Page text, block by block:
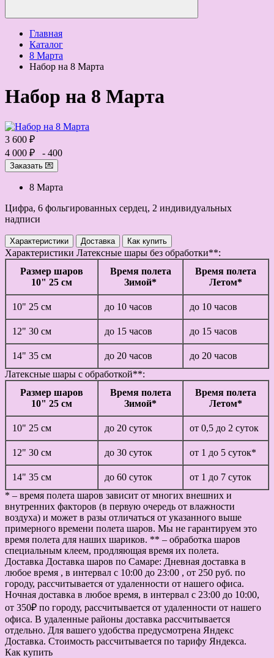
Главная
Каталог
8 Марта
Набор на 8 Марта
Набор на 8 Марта
3 600 ₽
4 000 ₽ - 400
Заказать 💌
8 Марта
Цифра, 6 фольгированных сердец, 2 индивидуальных
надписи
Характеристики Доставка Как купить
Характеристики Латексные шары без обработки**:
Размер шаров
10" 25 см
Время полета
Зимой*
Время полета
Летом*
10" 25 см до 10 часов до 10 часов
12" 30 см до 15 часов до 15 часов
14" 35 см до 20 часов
до 20 часов
Латексные шары с обработкой**:
Размер шаров
10" 25 см
Время полета
Зимой*
Время полета
Летом*
10" 25 см до 20 суток от 0,5 до 2 суток
12" 30 см до 30 суток от 1 до 5 суток*
14" 35 см до 60 суток
от 1 до 7 суток
* – время полета шаров зависит от многих внешних и
внутренних факторов (в первую очередь от влажности
воздуха) и может в разы отличаться от указанного выше
примерного времени полета шаров. Мы не гарантируем это
время полета для наших шариков. ** – обработка шаров
специальным клеем, продляющая время их полета.
Доставка Доставка шаров по Самаре: Дневная доставка в
любое время , в интервал с 10:00 до 23:00 , от 250 руб. по
городу, рассчитывается от удаленности от нашего офиса.
Ночная доставка в любое время, в интервал с 23:00 до 10:00,
от 350₽ по городу, рассчитывается от удаленности от нашего
офиса. В удаленные районы доставка рассчитывается
отдельно. Для вашего удобства предусмотрена Яндекс
Доставка. Стоимость рассчитывается по тарифу Яндекса.
Как купить